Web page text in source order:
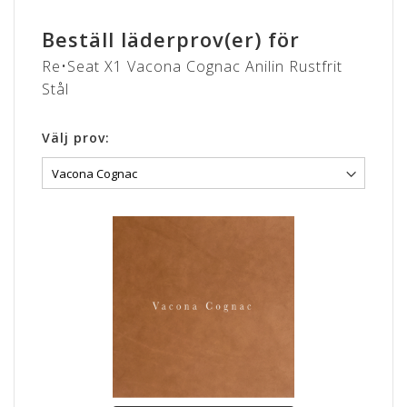
Rustfrit stål giver dig et klassisk og stilsikkert udtryk. Det kan
kombineres med mange stiltyper og passer til de fleste
farve-paletter. Trods det industrielle og rå look, passer
materialet typisk også til det ultra-moderne minimalistiske
VACONA
Læderet er en ren anilin læder med en specialbehandlet
læder som i brug bliver smukt patineret.
En naturlig overfladestruktur i form af mærker fra ar
Beställ läderprov(er) för
Re•Seat X1 Vacona Cognac Anilin Rustfrit
Stål
Välj prov: